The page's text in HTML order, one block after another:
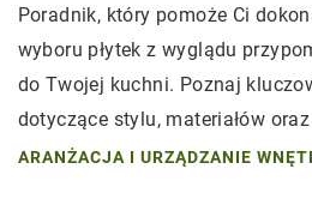
Poradnik, który pomoże Ci
wyboru płytek z wyglądu
do Twojej kuchni. Poznaj
dotyczące stylu, materiałów
ARANŻACJA I URZĄDZANIE